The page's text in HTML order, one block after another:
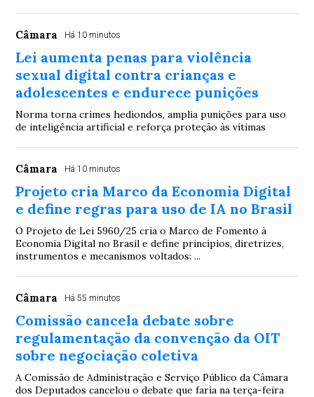
Câmara Há 10 minutos
Lei aumenta penas para violência
sexual digital contra crianças e
adolescentes e endurece punições
Norma torna crimes hediondos, amplia punições para uso
de inteligência artificial e reforça proteção às vítimas
Câmara Há 10 minutos
Projeto cria Marco da Economia Digital
e define regras para uso de IA no Brasil
O Projeto de Lei 5960/25 cria o Marco de Fomento à
Economia Digital no Brasil e define princípios, diretrizes,
instrumentos e mecanismos voltados: ...
Câmara Há 55 minutos
Comissão cancela debate sobre
regulamentação da convenção da OIT
sobre negociação coletiva
A Comissão de Administração e Serviço Público da Câmara
dos Deputados cancelou o debate que faria na terça-feira